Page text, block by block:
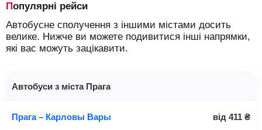
Популярні рейси
Автобусне сполучення з іншими містами досить
велике. Нижче ви можете подивитися інші напрямки,
які вас можуть зацікавити.
Автобуси з міста Прага
Прага – Карловы Вары від 411 ₴